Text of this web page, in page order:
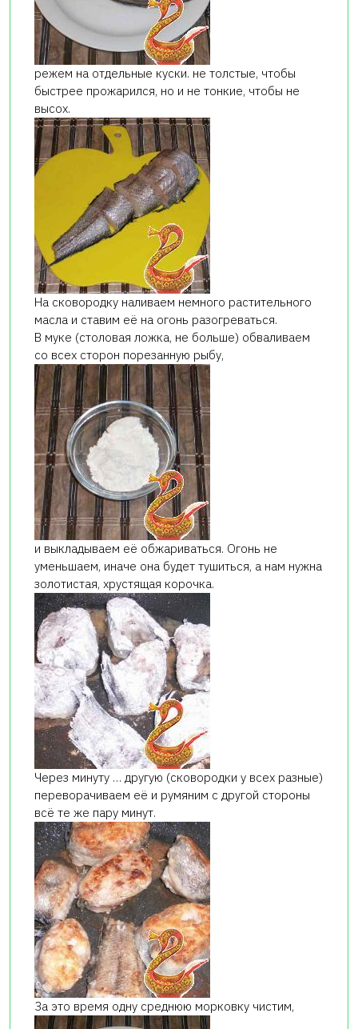
режем на отдельные куски. не толстые, чтобы
быстрее прожарился, но и не тонкие, чтобы не
высох.
На сковородку наливаем немного растительного
масла и ставим её на огонь разогреваться.
В муке (столовая ложка, не больше) обваливаем
со всех сторон порезанную рыбу,
и выкладываем её обжариваться. Огонь не
уменьшаем, иначе она будет тушиться, а нам нужна
золотистая, хрустящая корочка.
Через минуту … другую (сковородки у всех разные)
переворачиваем её и румяним с другой стороны
всё те же пару минут.
За это время одну среднюю морковку чистим,